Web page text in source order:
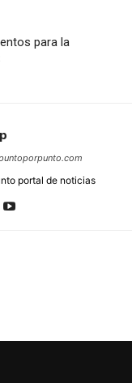
para la
portal de noticias